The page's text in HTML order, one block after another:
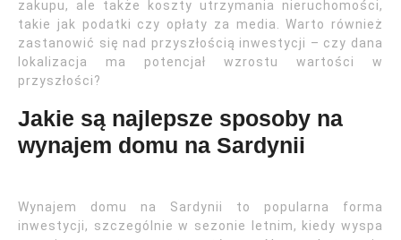
zakupu, ale także koszty utrzymania nieruchomości,
takie jak podatki czy opłaty za media. Warto również
zastanowić się nad przyszłością inwestycji – czy dana
lokalizacja ma potencjał wzrostu wartości w
przyszłości?
Jakie są najlepsze sposoby na
wynajem domu na Sardynii
Wynajem domu na Sardynii to popularna forma
inwestycji, szczególnie w sezonie letnim, kiedy wyspa